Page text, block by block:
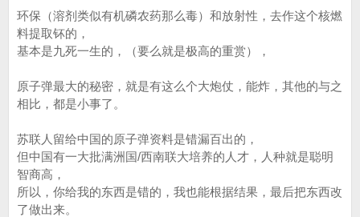
环保（溶剂类似有机磷农药那么毒）和放射性，去作这个核燃
料提取钚的，
基本是九死一生的，（要么就是极高的重赏），
原子弹最大的秘密，就是有这么个大炮仗，能炸，其他的与之
相比，都是小事了。
苏联人留给中国的原子弹资料是错漏百出的，
但中国有一大批满洲国/西南联大培养的人才，人种就是聪明
智商高，
所以，你给我的东西是错的，我也能根据结果，最后把东西改
了做出来。